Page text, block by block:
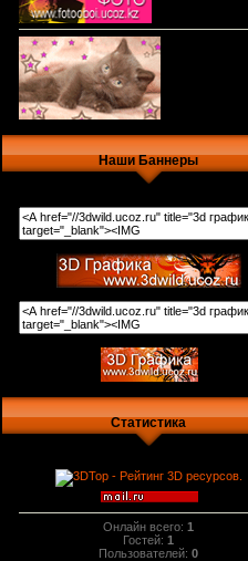
Наши Баннеры
Статистика
Онлайн всего:1
Гостей:1
Пользователей:0